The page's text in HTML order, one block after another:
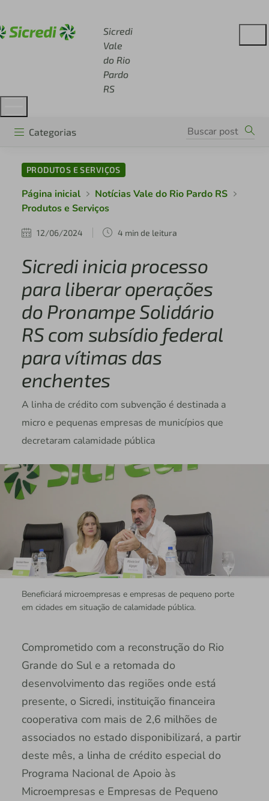
Sicredi
Vale
do Rio
Pardo
RS
Categorias
PRODUTOS E SERVIÇOS
Página inicial
Notícias Vale do Rio Pardo RS
Produtos e Serviços
12/06/2024 4 min de leitura
Sicredi inicia processo
para liberar operações
do Pronampe Solidário
RS com subsídio federal
para vítimas das
enchentes
A linha de crédito com subvenção é destinada a
micro e pequenas empresas de municípios que
decretaram calamidade pública
Beneficiará microempresas e empresas de pequeno porte
em cidades em situação de calamidade pública.
Comprometido com a reconstrução do Rio
Grande do Sul e a retomada do
desenvolvimento das regiões onde está
presente, o Sicredi, instituição financeira
cooperativa com mais de 2,6 milhões de
associados no estado disponibilizará, a partir
deste mês, a linha de crédito especial do
Programa Nacional de Apoio às
Microempresas e Empresas de Pequeno